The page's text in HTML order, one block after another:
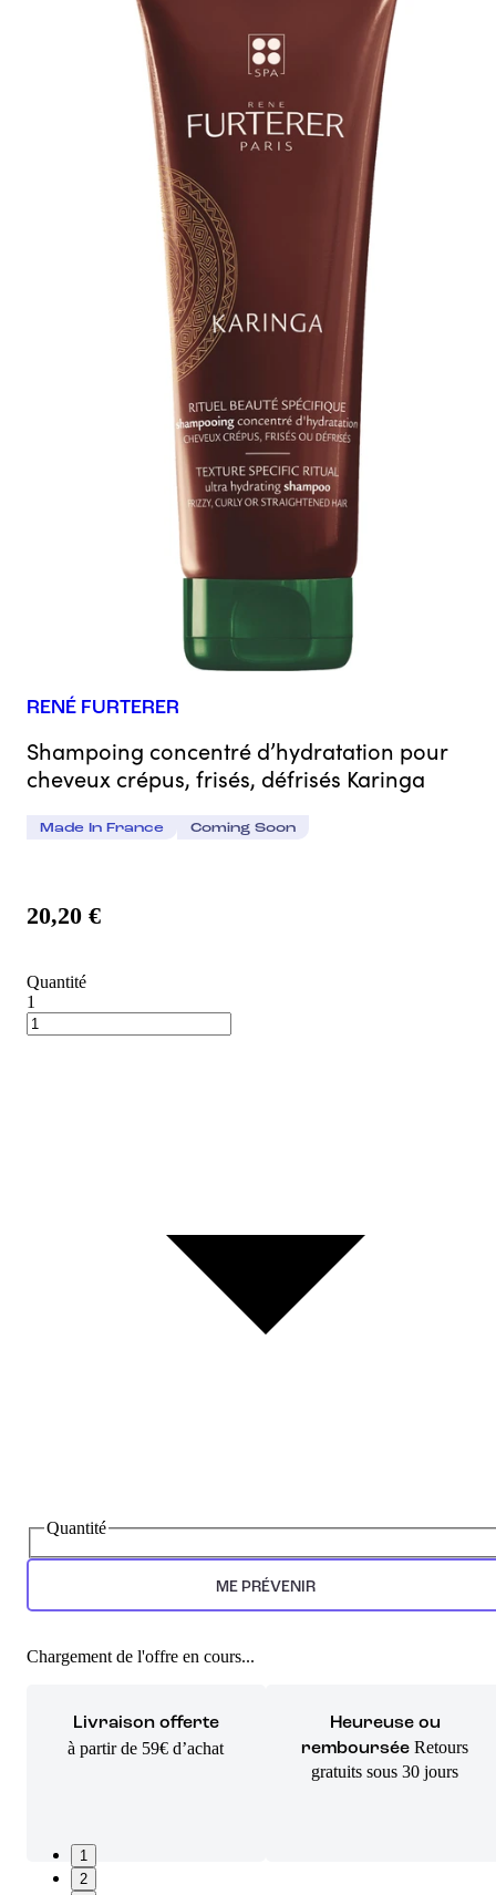
RENÉ FURTERER
Shampoing concentré d’hydratation pour
cheveux crépus, frisés, défrisés Karinga
Made In France Coming Soon
20,20 €
Quantité
1
Quantité
ME PRÉVENIR
Chargement de l'offre en cours...
Livraison offerte
à partir de 59€ d’achat
Heureuse ou
remboursée Retours
gratuits sous 30 jours
1
2